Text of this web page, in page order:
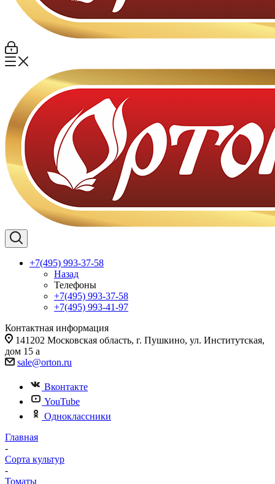
+7(495) 993-37-58
Назад
Телефоны
+7(495) 993-37-58
+7(495) 993-41-97
Контактная информация
141202 Московская область, г. Пушкино, ул. Институтская,
дом 15 а
sale@orton.ru
Вконтакте
YouTube
Одноклассники
Главная
-
Сорта культур
-
Томаты